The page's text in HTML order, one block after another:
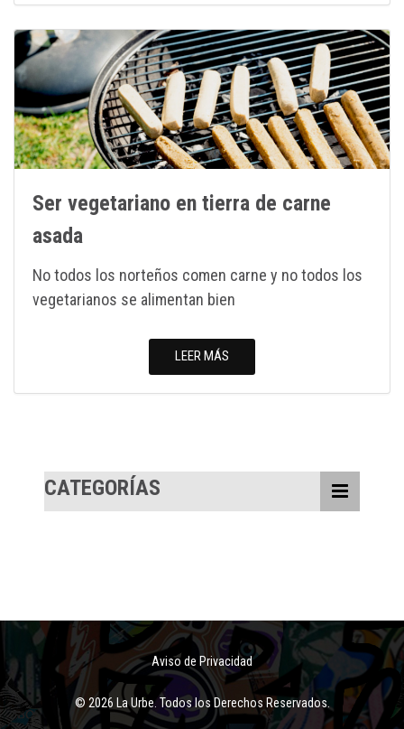
Ser vegetariano en tierra de carne
asada
No todos los norteños comen carne y no todos los
vegetarianos se alimentan bien
LEER MÁS
CATEGORÍAS
Aviso de Privacidad
© 2026 La Urbe. Todos los Derechos Reservados.